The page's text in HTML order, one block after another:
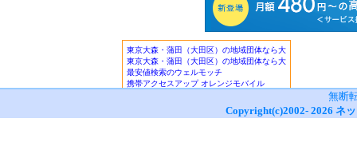
無断
Copyright(c)2002- 2026 ネ